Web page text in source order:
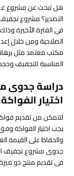
هل تبحث عن مشروع
التصدير؟ مشروع
في الفترة الأخيرة
الصلاحية ومن خلال
مكتب معتمد مثل
المناسبة للتجفيف
دراسة جدوى
اختيار
لتتمكن من تقديم
يجب اختيار الفواكة
والحفاظ على القيمة
جدوى مشروع تجفيف
فى تقديم منتج ذو